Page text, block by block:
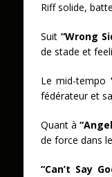
Riff solide,
Suit “Wrong
de stade et
Le mid-tempo
fédérateur et
Quant à
de force dans
“Can’t Say